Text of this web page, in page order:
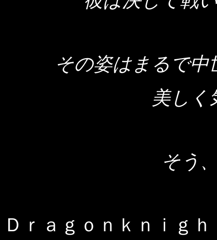
その姿はまるで
美しく
そう
Ｄｒａｇｏｎｋｎｉｇ